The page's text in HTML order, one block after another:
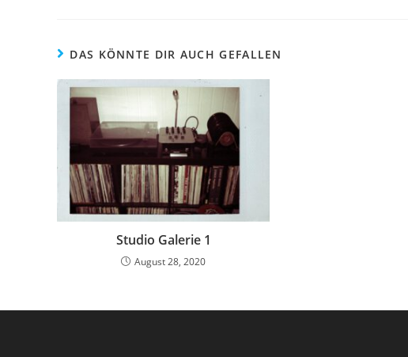
DAS KÖNNTE DIR AUCH GEFALLEN
Studio Galerie 1
August 28, 2020